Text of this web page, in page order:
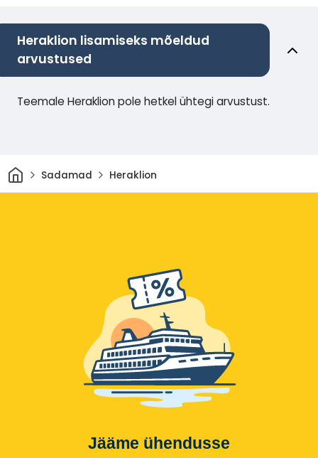
Heraklion lisamiseks mõeldud
arvustused
Teemale Heraklion pole hetkel ühtegi arvustust.
Avaleht
Sadamad Heraklion
Jääme ühendusse